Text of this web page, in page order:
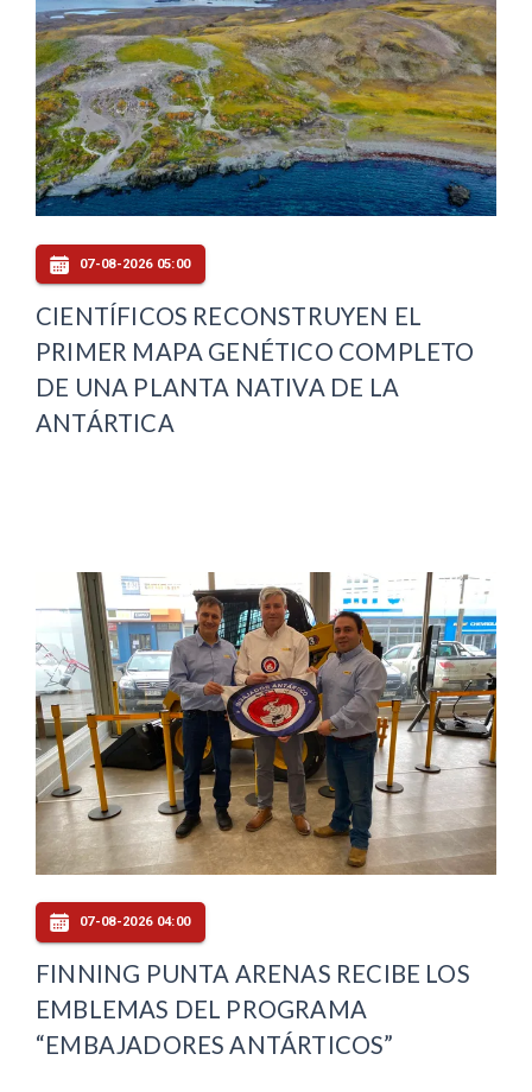
07-08-2026 05:00
CIENTÍFICOS RECONSTRUYEN EL
PRIMER MAPA GENÉTICO COMPLETO
DE UNA PLANTA NATIVA DE LA
ANTÁRTICA
07-08-2026 04:00
FINNING PUNTA ARENAS RECIBE LOS
EMBLEMAS DEL PROGRAMA
“EMBAJADORES ANTÁRTICOS”